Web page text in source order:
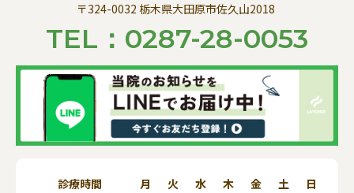
〒324-0032 栃木県大田原市佐久山2018
TEL： 0287-28-0053
診療時間 月 火 水 木 金 土
日